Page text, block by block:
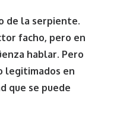
de la serpiente.
facho, pero en
hablar. Pero
legitimados en
que se puede